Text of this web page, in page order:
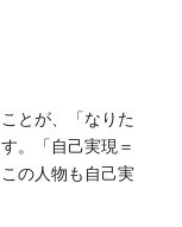
とが、「なりた
。「自己実現＝
の人物も自己実